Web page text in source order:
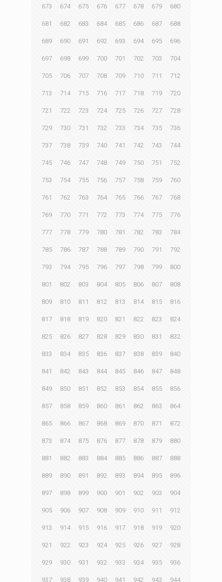
673 674 675 676 677 678 679 680
681 682 683 684 685 686 687 688
689 690 691 692 693 694 695 696
697 698 699 700 701 702 703 704
705 706 707 708 709 710 711 712
713 714 715 716 717 718 719 720
721 722 723 724 725 726 727 728
729 730 731 732 733 734 735 736
737 738 739 740 741 742 743 744
745 746 747 748 749 750 751 752
753 754 755 756 757 758 759 760
761 762 763 764 765 766 767 768
769 770 771 772 773 774 775 776
777 778 779 780 781 782 783 784
785 786 787 788 789 790 791 792
793 794 795 796 797 798 799 800
801 802 803 804 805 806 807 808
809 810 811 812 813 814 815 816
817 818 819 820 821 822 823 824
825 826 827 828 829 830 831 832
833 834 835 836 837 838 839 840
841 842 843 844 845 846 847 848
849 850 851 852 853 854 855 856
857 858 859 860 861 862 863 864
865 866 867 868 869 870 871 872
873 874 875 876 877 878 879 880
881 882 883 884 885 886 887 888
889 890 891 892 893 894 895 896
897 898 899 900 901 902 903 904
905 906 907 908 909 910 911 912
913 914 915 916 917 918 919 920
921 922 923 924 925 926 927 928
929 930 931 932 933 934 935 936
937 938 939 940 941 942 943 944